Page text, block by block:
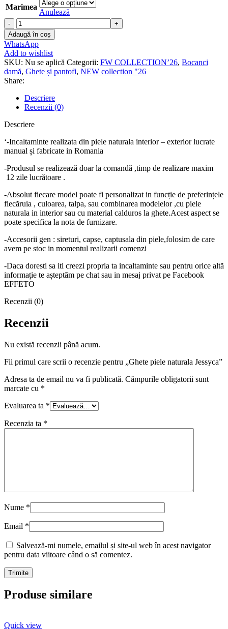
Marimea
Anulează
Cantitate
Ghete
piele
naturala
Jessyca
Adaugă în coș
WhatsApp
Add to wishlist
SKU: Nu se aplică Categorii: FW COLLECTION’26, Bocanci
damă, Ghete și pantofi, NEW collection "26
Share:
Descriere
Recenzii (0)
Descriere
‘-Incaltaminte realizata din piele naturala interior – exterior lucrate
manual și fabricate in Romania
-Produsul se realizează doar la comandă ,timp de realizare maxim
12 zile lucrătoare .
-Absolut fiecare model poate fi personalizat in funcție de preferințele
fiecăruia , culoarea, talpa, sau combinarea modelelor ,cu piele
naturala in interior sau cu material calduros la ghete.Acest aspect se
poate specifica la nota de furnizare.
-Accesorii gen : sireturi, capse, captusala din piele,folosim de care
avem pe stoc in momentul realizarii comenzi
-Daca doresti sa iti creezi propria ta incaltaminte sau pentru orice altă
informație te așteptăm pe chat sau in mesaj privat pe Facebook
EFFETO
Recenzii (0)
Recenzii
Nu există recenzii până acum.
Fii primul care scrii o recenzie pentru „Ghete piele naturala Jessyca”
Adresa ta de email nu va fi publicată. Câmpurile obligatorii sunt
marcate cu *
Evaluarea ta *
Recenzia ta *
Nume *
Email *
Salvează-mi numele, emailul și site-ul web în acest navigator
pentru data viitoare când o să comentez.
Produse similare
Quick view